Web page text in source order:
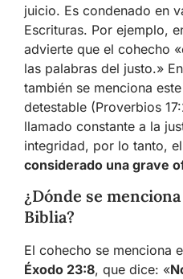
juicio. Es condenado en
Escrituras. Por ejemplo,
advierte que el cohecho
las palabras del justo.»
también se menciona
detestable (Proverbios
llamado constante a la
integridad, por lo tanto, el
considerado una grave
¿Dónde se
Biblia?
El cohecho se menciona
Éxodo 23:8, que dice: «